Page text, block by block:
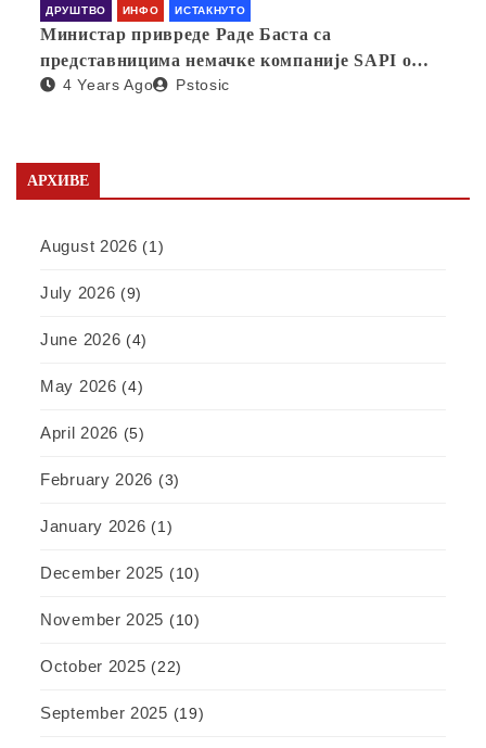
ДРУШТВО ИНФО ИСТАКНУТО
Министар привреде Раде Баста са
представницима немачке компаније SAPI о
отварању фабрике у Србији
4 Years Ago Pstosic
АРХИВЕ
August 2026 (1)
July 2026 (9)
June 2026 (4)
May 2026 (4)
April 2026 (5)
February 2026 (3)
January 2026 (1)
December 2025 (10)
November 2025 (10)
October 2025 (22)
September 2025 (19)